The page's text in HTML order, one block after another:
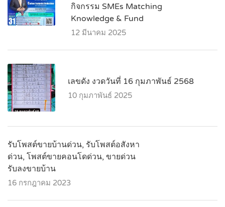
กิจกรรม SMEs Matching
Knowledge & Fund
12 มีนาคม 2025
เลขดัง งวดวันที่ 16 กุมภาพันธ์ 2568
10 กุมภาพันธ์ 2025
รับโพสต์ขายบ้านด่วน, รับโพสต์อสังหา
ด่วน, โพสต์ขายคอนโดด่วน, ขายด่วน
รับลงขายบ้าน
16 กรกฎาคม 2023